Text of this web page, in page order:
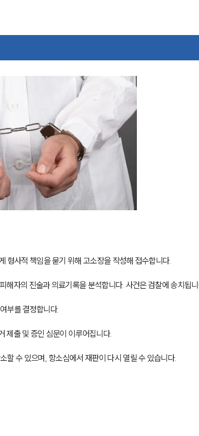
형사적 책임을 묻기 위해 고소장을 작성해 접수합니다.
해자의 진술과 의료기록을 분석합니다. 사건은 검찰에 송치됩니
부를 결정합니다.
제출 및 증인 심문이 이루어집니다.
할 수 있으며, 항소심에서 재판이 다시 열릴 수 있습니다.